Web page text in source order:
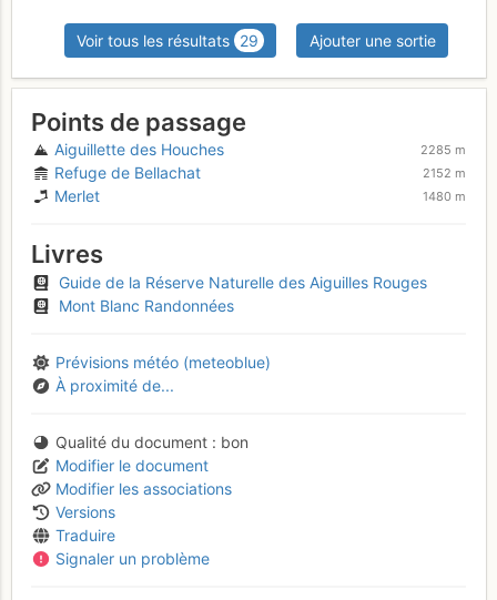
Voir tous les résultats 29 Ajouter une sortie
Points de passage
Aiguillette des Houches 2285 m
Refuge de Bellachat 2152 m
Merlet 1480 m
Livres
Guide de la Réserve Naturelle des Aiguilles Rouges
Mont Blanc Randonnées
Prévisions météo (meteoblue)
À proximité de...
Qualité du document
bon
Modifier le document
Modifier les associations
Versions
Traduire
Signaler un problème